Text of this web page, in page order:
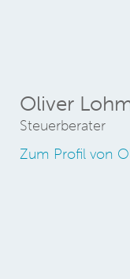
Oliver
Steuerberater
Zum Profil von